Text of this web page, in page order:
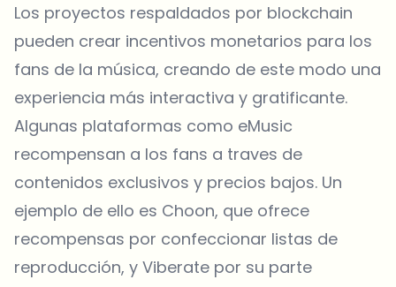
Los proyectos respaldados por blockchain
pueden crear incentivos monetarios para los
fans de la música, creando de este modo una
experiencia más interactiva y gratificante.
Algunas plataformas como eMusic
recompensan a los fans a traves de
contenidos exclusivos y precios bajos. Un
ejemplo de ello es Choon, que ofrece
recompensas por confeccionar listas de
reproducción, y Viberate por su parte